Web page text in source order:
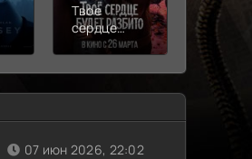
Твое
сердце
будет
(2026)
Моана
(2026)
07 июн 2026, 22:02